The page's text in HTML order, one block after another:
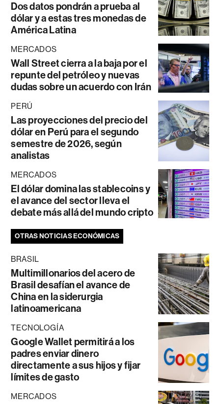
Dos datos pondrán a prueba al
dólar y a estas tres monedas de
América Latina
MERCADOS
Wall Street cierra a la baja por el
repunte del petróleo y nuevas
dudas sobre un acuerdo con Irán
PERÚ
Las proyecciones del precio del
dólar en Perú para el segundo
semestre de 2026, según
analistas
MERCADOS
El dólar domina las stablecoins y
el avance del sector lleva el
debate más allá del mundo cripto
OTRAS NOTICIAS ECONÓMICAS
BRASIL
Multimillonarios del acero de
Brasil desafían el avance de
China en la siderurgia
latinoamericana
TECNOLOGÍA
Google Wallet permitirá a los
padres enviar dinero
directamente a sus hijos y fijar
límites de gasto
MERCADOS